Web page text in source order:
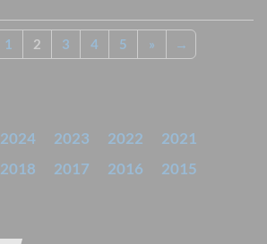
1 2 3 4 5 » →
2024 2023 2022
2021
2018 2017 2016
2015